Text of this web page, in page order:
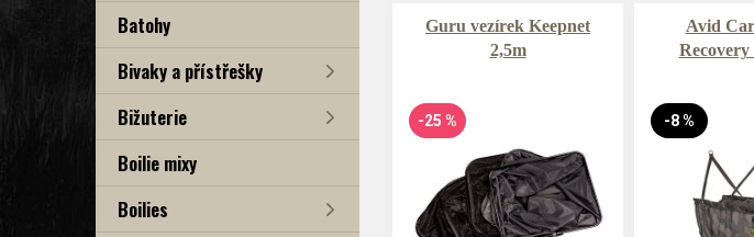
Batohy
Bivaky a přístřešky
Bižuterie
Boilie mixy
Boilies
Guru vezírek Keepnet
2,5m
-25 %
Avid
-8 %